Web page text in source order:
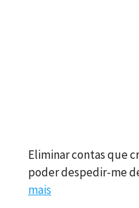
Eliminar contas que
poder despedir-me
mais